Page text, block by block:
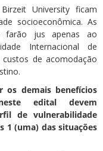
University ficam
socioeconômica. As
farão jus apenas ao
Internacional de
de acomodação
os demais benefícios
edital devem
de vulnerabilidade
1 (uma) das situações